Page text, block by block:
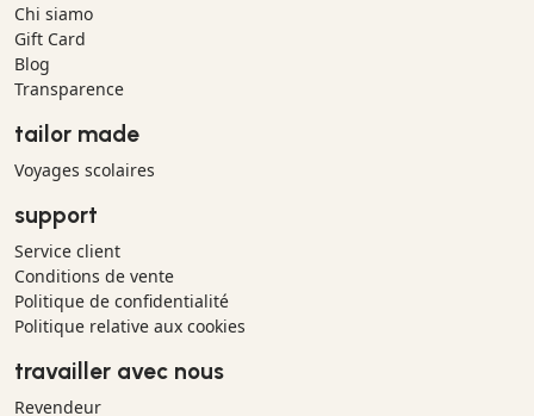
Chi siamo
Gift Card
Blog
Transparence
tailor made
Voyages scolaires
support
Service client
Conditions de vente
Politique de confidentialité
Politique relative aux cookies
travailler avec nous
Revendeur